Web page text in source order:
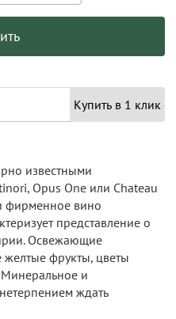
Купить в 1 клик
известными
Opus One или Chateau
фирменное вино
представление о
Освежающие
желтые фрукты, цветы
и
ждать